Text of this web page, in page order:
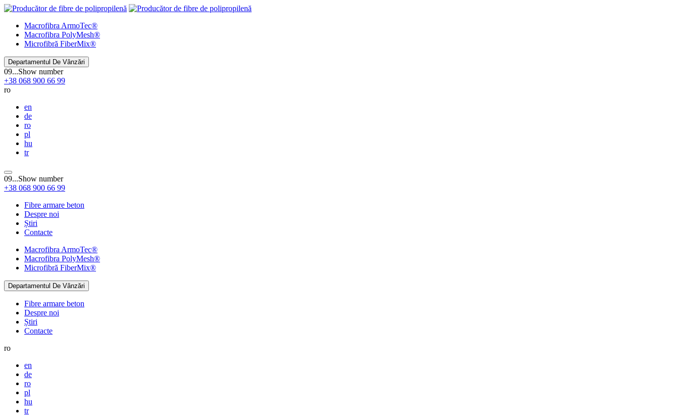
Macrofibra ArmoTec®
Macrofibra PolyMesh®
Microfibră FiberMix®
Departamentul De Vânzări
09...Show number
+38 068 900 66 99
ro
en
de
ro
pl
hu
tr
09...Show number
+38 068 900 66 99
Fibre armare beton
Despre noi
Știri
Contacte
Macrofibra ArmoTec®
Macrofibra PolyMesh®
Microfibră FiberMix®
Departamentul De Vânzări
Fibre armare beton
Despre noi
Știri
Contacte
ro
en
de
ro
pl
hu
tr